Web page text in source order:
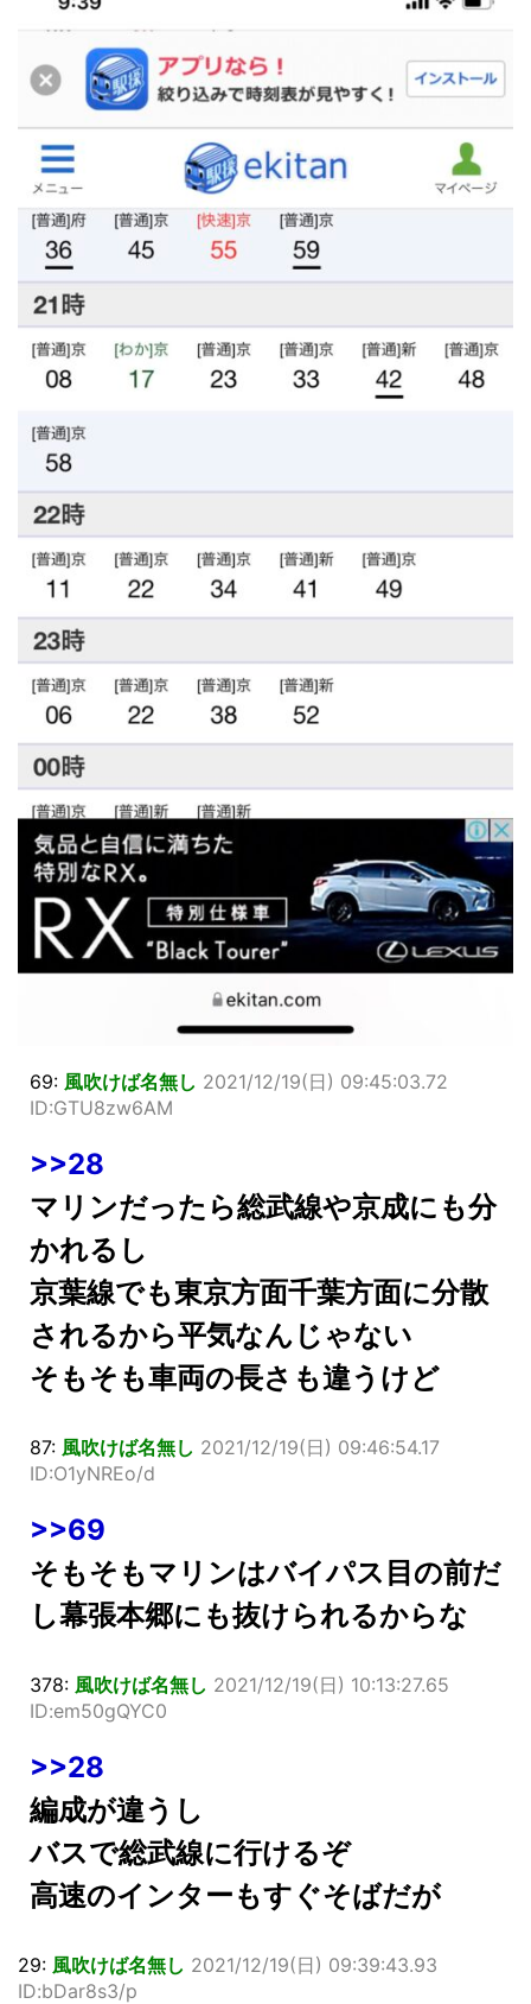
69: 風吹けば名無し 2021/12/19(日) 09:45:03.72
ID:GTU8zw6AM
>>28
マリンだったら総武線や京成にも分
かれるし
京葉線でも東京方面千葉方面に分散
されるから平気なんじゃない
そもそも車両の長さも違うけど
87: 風吹けば名無し 2021/12/19(日) 09:46:54.17
ID:O1yNREo/d
>>69
そもそもマリンはバイパス目の前だ
し幕張本郷にも抜けられるからな
378: 風吹けば名無し 2021/12/19(日) 10:13:27.65
ID:em50gQYC0
>>28
編成が違うし
バスで総武線に行けるぞ
高速のインターもすぐそばだが
29: 風吹けば名無し 2021/12/19(日) 09:39:43.93
ID:bDar8s3/p